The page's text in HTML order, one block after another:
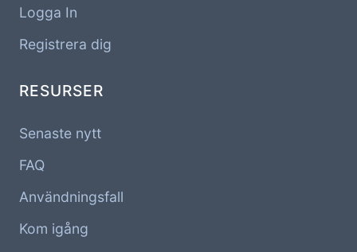
Logga In
Registrera dig
RESURSER
Senaste nytt
FAQ
Användningsfall
Kom igång